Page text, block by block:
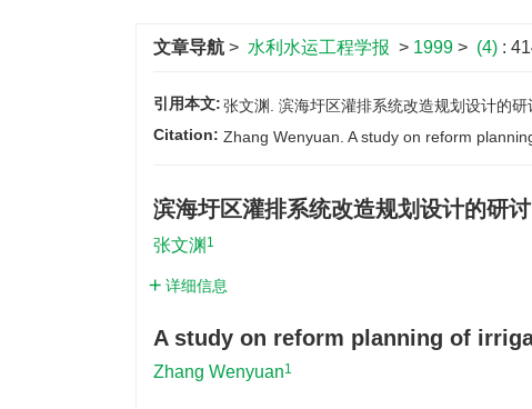
文章导航 > 水利水运工程学报 > 1999 > (4) :
引用本文:张文渊. 滨海圩区灌排系统改造规划设计的
Citation: Zhang Wenyuan. A study on reform
滨海圩区灌排系统改造规划设计的研讨
张文渊 1
详细信息
A study on reform planning of
Zhang Wenyuan1